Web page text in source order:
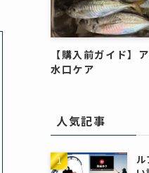
【購入前ガイド】
水口ケア
人気記事
ル